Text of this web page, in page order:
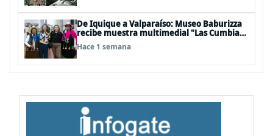
De Iquique a Valparaíso: Museo Baburizza
recibe muestra multimedial "Las Cumbias
que escuchamos allá arriba"
Hace 1 semana